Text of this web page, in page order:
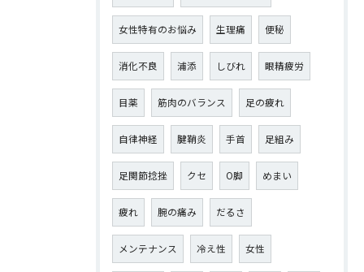
女性特有のお悩み 生理痛 便秘
消化不良 浦添 しびれ 眼精疲労
目薬 筋肉のバランス 足の疲れ
自律神経 腱鞘炎 手首 足組み
足関節捻挫 クセ O脚 めまい
疲れ 腕の痛み だるさ
メンテナンス 冷え性 女性